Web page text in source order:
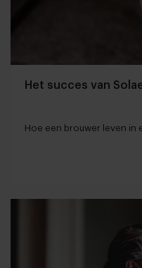
Het succes van
Hoe een brouwer leven in